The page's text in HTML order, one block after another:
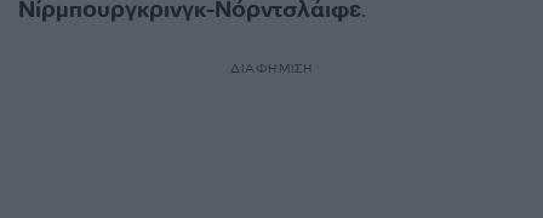
Νίρμπουργκρινγκ-Νόρντσλάιφε.
ΔΙΑΦΗΜΙΣΗ